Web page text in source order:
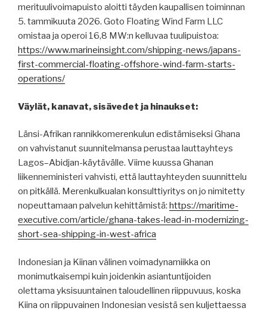
merituulivoimapuisto aloitti täyden kaupallisen toiminnan
5. tammikuuta 2026. Goto Floating Wind Farm LLC
omistaa ja operoi 16,8 MW:n kelluvaa tuulipuistoa:
https://www.marineinsight.com/shipping-news/japans-
first-commercial-floating-offshore-wind-farm-starts-
operations/
Väylät, kanavat, sisävedet ja hinaukset:
Länsi-Afrikan rannikkomerenkulun edistämiseksi Ghana
on vahvistanut suunnitelmansa perustaa lauttayhteys
Lagos–Abidjan-käytävälle. Viime kuussa Ghanan
liikenneministeri vahvisti, että lauttayhteyden suunnittelu
on pitkällä. Merenkulkualan konsulttiyritys on jo nimitetty
nopeuttamaan palvelun kehittämistä: https://maritime-
executive.com/article/ghana-takes-lead-in-modernizing-
short-sea-shipping-in-west-africa
Indonesian ja Kiinan välinen voimadynamiikka on
monimutkaisempi kuin joidenkin asiantuntijoiden
olettama yksisuuntainen taloudellinen riippuvuus, koska
Kiina on riippuvainen Indonesian vesistä sen kuljettaessa